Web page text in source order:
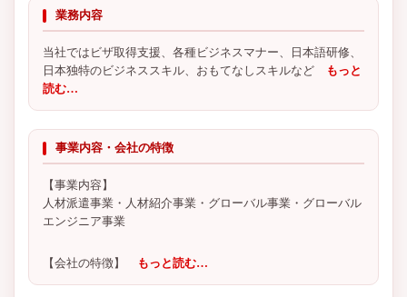
業務内容
当社ではビザ取得支援、各種ビジネスマナー、日本語研修、
日本独特のビジネススキル、おもてなしスキルなど もっと
読む…
事業内容・会社の特徴
【事業内容】
人材派遣事業・人材紹介事業・グローバル事業・グローバル
エンジニア事業
【会社の特徴】 もっと読む…